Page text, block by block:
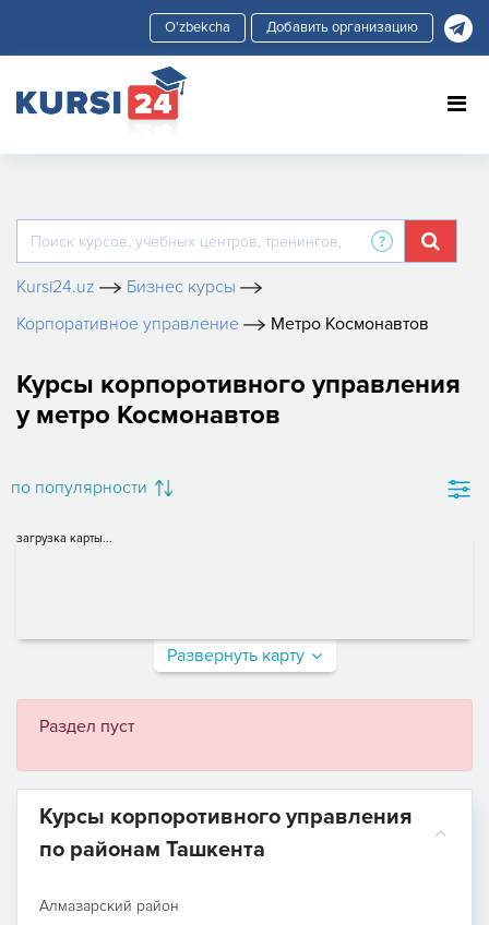
Добавить организацию
Kursi24.uz
Бизнес курсы
Корпоративное управление
Метро Космонавтов
Курсы корпоротивного управления
у метро Космонавтов
по популярности
загрузка карты...
Развернуть карту
Раздел пуст
Курсы корпоротивного управления
по районам Ташкента
Алмазарский район